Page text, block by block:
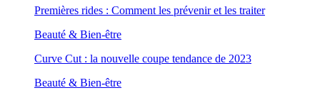
Premières rides : Comment les prévenir et les traiter
Beauté & Bien-être
Curve Cut : la nouvelle coupe tendance de 2023
Beauté & Bien-être